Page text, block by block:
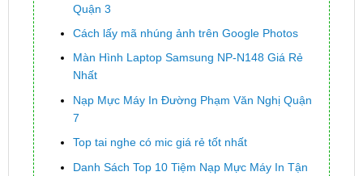
Quận 3
Cách lấy mã nhúng ảnh trên Google Photos
Màn Hình Laptop Samsung NP-N148 Giá Rẻ
Nhất
Nạp Mực Máy In Đường Phạm Văn Nghị Quận
7
Top tai nghe có mic giá rẻ tốt nhất
Danh Sách Top 10 Tiệm Nạp Mực Máy In Tận